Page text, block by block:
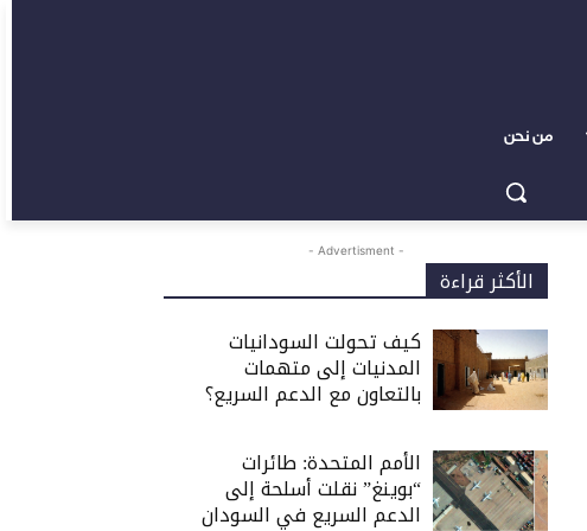
من نحن
- Advertisment -
الأكثر قراءة
كيف تحولت السودانيات
المدنيات إلى متهمات
بالتعاون مع الدعم السريع؟
الأمم المتحدة: طائرات
“بوينغ” نقلت أسلحة إلى
الدعم السريع في السودان